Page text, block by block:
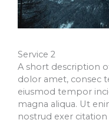
Service 2
A short description
dolor amet, consec
eiusmod tempor
magna aliqua. Ut
nostrud exer